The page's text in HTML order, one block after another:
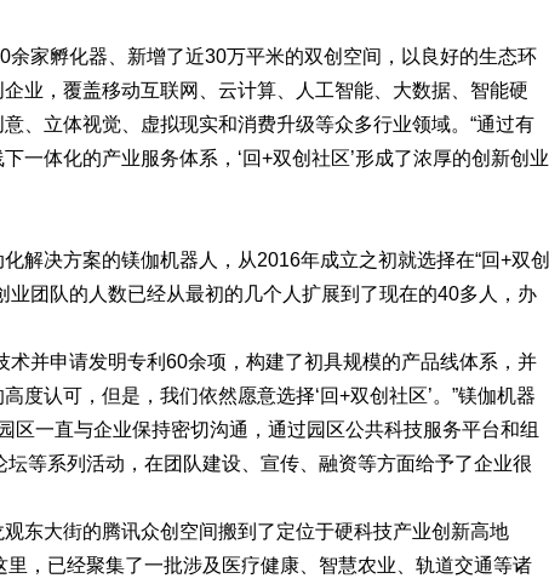
余家孵化器、新增了近30万平米的双创空间，以良好的生态环
业，覆盖移动互联网、云计算、人工智能、大数据、智能硬
、立体视觉、虚拟现实和消费升级等众多行业领域。“通过有
一体化的产业服务体系，‘回+双创社区’形成了浓厚的创新创业
解决方案的镁伽机器人，从2016年成立之初就选择在“回+双创
业团队的人数已经从最初的几个人扩展到了现在的40多人，办
术并申请发明专利60余项，构建了初具规模的产品线体系，并
度认可，但是，我们依然愿意选择‘回+双创社区’。”镁伽机器
区一直与企业保持密切沟通，通过园区公共科技服务平台和组
坛等系列活动，在团队建设、宣传、融资等方面给予了企业很
东大街的腾讯众创空间搬到了定位于硬科技产业创新高地
，已经聚集了一批涉及医疗健康、智慧农业、轨道交通等诸